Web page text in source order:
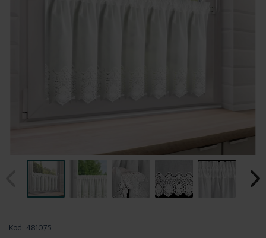
początek
Kod: 481075